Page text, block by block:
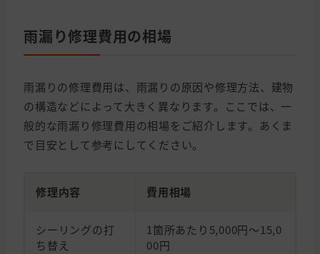
雨漏り修理費用の相場
雨漏りの修理費用は、雨漏りの原因や修理方法、建物
の構造などによって大きく異なります。ここでは、一
般的な雨漏り修理費用の相場をご紹介します。あくま
で目安として参考にしてください。
修理内容 費用相場
シーリングの打
ち替え
1箇所あたり5,000円～15,0
00円